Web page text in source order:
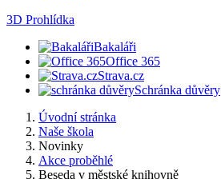
3D Prohlídka
Bakaláři
Office 365
Strava.cz
Schránka důvěry
Úvodní stránka
Naše škola
Novinky
Akce proběhlé
Beseda v městské knihovně